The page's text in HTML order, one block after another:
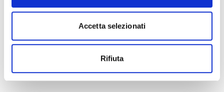
Accetta selezionati
Rifiuta